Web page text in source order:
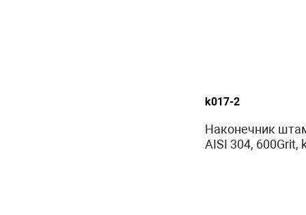
k017-2
Наконечник
AISI 304, 600Grit,